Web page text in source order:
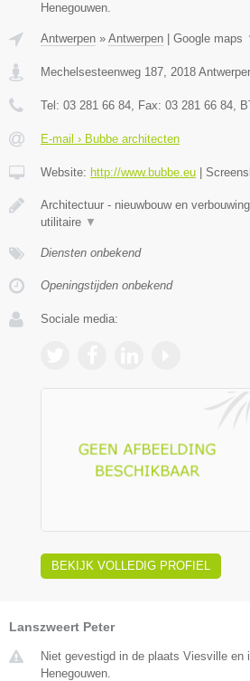
Henegouwen.
Antwerpen » Antwerpen Google maps
Mechelsesteenweg 187, 2018
Tel: 03 281 66 84, Fax: 03 281 66 84,
E-mail › Bubbe architecten
Website: http://www.bubbe.eu
Architectuur - nieuwbouw en
utilitaire ▼
Diensten onbekend
Openingstijden onbekend
Sociale media:
BEKIJK VOLLEDIG PROFIEL
Lanszweert Peter
Niet gevestigd in de plaats Viesville en
Henegouwen.